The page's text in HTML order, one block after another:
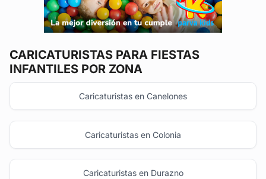
CARICATURISTAS PARA FIESTAS
INFANTILES POR ZONA
Caricaturistas en Canelones
Caricaturistas en Colonia
Caricaturistas en Durazno